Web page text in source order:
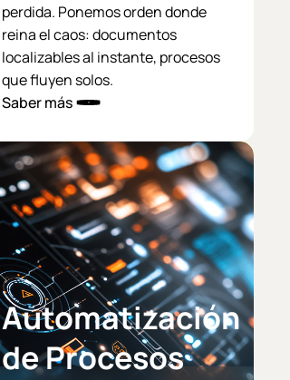
perdida. Ponemos orden donde
reina el caos: documentos
localizables al instante, procesos
que fluyen solos.
Saber más
Automatización
de Procesos